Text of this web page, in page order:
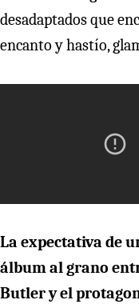
desadaptados que
encanto y hastío,
La expectativa de
álbum al grano
Butler y el